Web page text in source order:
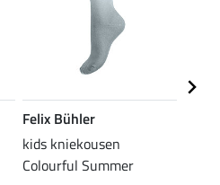
Felix Bühler
kids kniekousen
Colourful Summer